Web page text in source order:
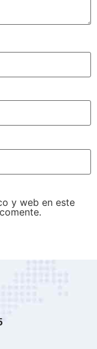
y web en este